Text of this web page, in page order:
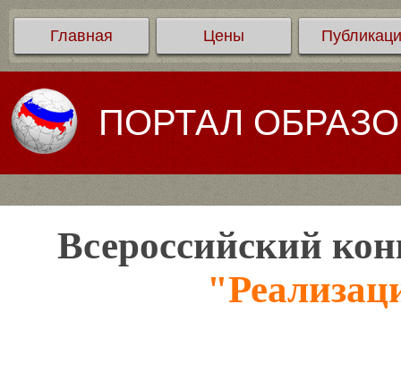
Главная Цены
ПОРТАЛ
Всероссийский